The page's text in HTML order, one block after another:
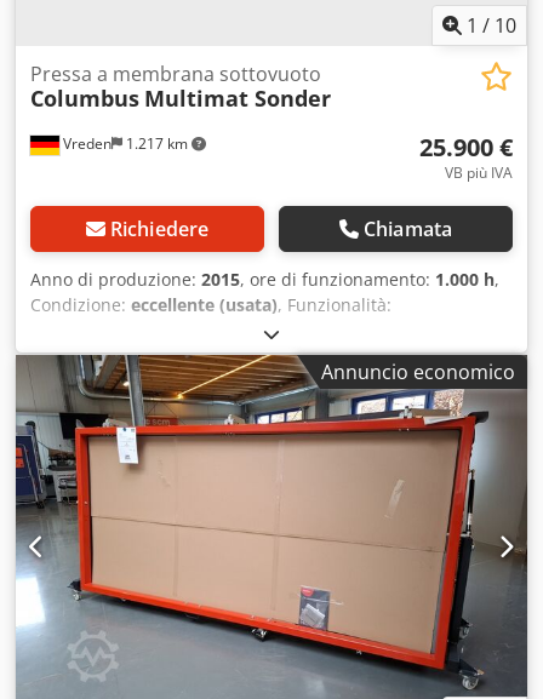
1 / 10
Vreden 1.217 km
Pressa a membrana sottovuoto
Columbus Multimat Sonder
25.900 €
VB più IVA
Richiedere Chiamata
Anno di produzione: 2015, ore di funzionamento: 1.000 h,
Condizione: eccellente (usata), Funzionalità:
, numero macchina/veicolo:
M15090L, In vendita una pressa a membrana sottovuoto di
alta qualità Columbus Presstechnology Tipo: Multimat
Sonder Modello: M15090L Anno di costruzione: 2015 La
macchina si presenta in buono stato, ben mantenuta ed è
immediatamente pronta all’uso. Dati tecnici: Tensione: 400
V / 50 Hz Potenza: 19 kW Portata aspirazione: 40 m³/h
Vuoto: fino a -0,9 bar Intervallo di temperatura: fino a 140
°C Dotazione / condizione: - funzionante e pronta all’uso -
costruzione industriale robusta Djdjy I Uguspfx Ak Esck -
membrana presente (usata ma funzionale) - controllo
intuitivo - ideale per la lavorazione di legno, mobili o
materie plastiche Aree di impiego: - Lavorazione
impiallacciature - Rivestimento con pellicola - Costruzione
stampi / lavorazione plastica - Produzione di prototipi
Annuncio economico